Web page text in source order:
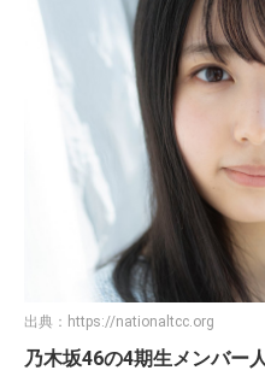
出典： https://nationaltcc.org
乃木坂46の4期生メンバー